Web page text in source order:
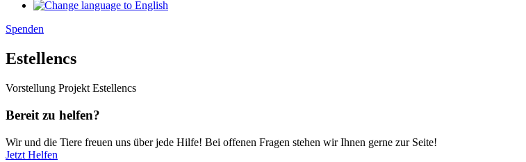
Spenden
Estellencs
Vorstellung Projekt Estellencs
Bereit zu helfen?
Wir und die Tiere freuen uns über jede Hilfe! Bei offenen Fragen stehen wir Ihnen gerne zur Seite!
Jetzt Helfen